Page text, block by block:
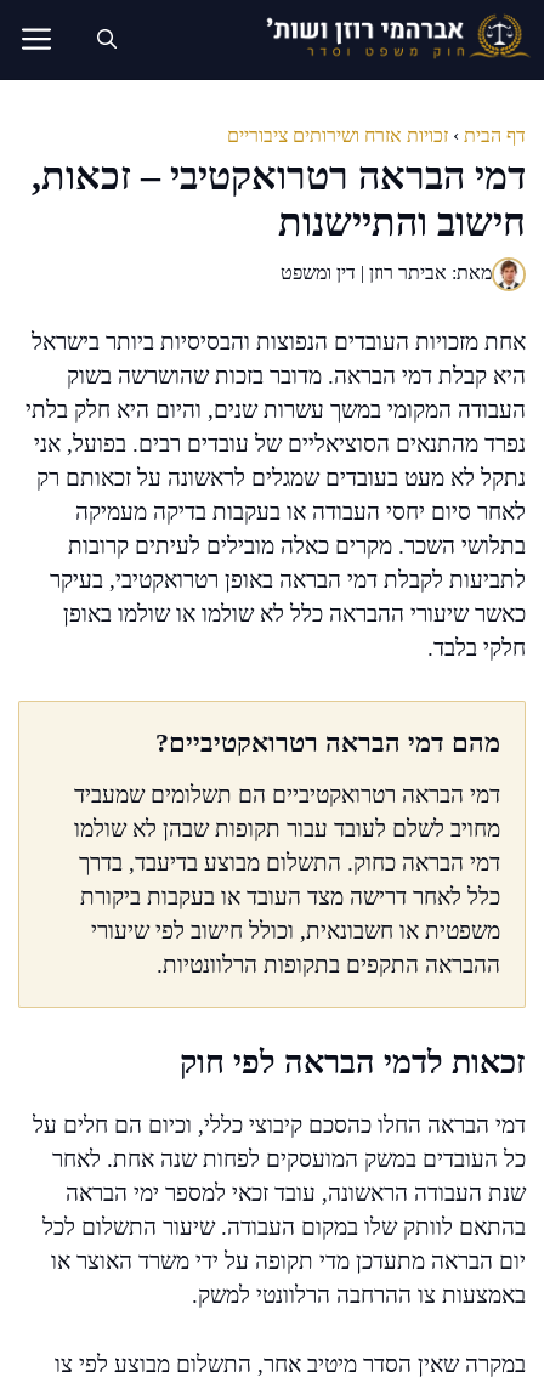
לדלג
לתוכן
דף הבית › זכויות אזרח ושירותים ציבוריים
דמי הבראה רטרואקטיבי – זכאות,
חישוב והתיישנות
מאת: אביתר רוזן | דין ומשפט
אחת מזכויות העובדים הנפוצות והבסיסיות ביותר בישראל
היא קבלת דמי הבראה. מדובר בזכות שהושרשה בשוק
העבודה המקומי במשך עשרות שנים, והיום היא חלק בלתי
נפרד מהתנאים הסוציאליים של עובדים רבים. בפועל, אני
נתקל לא מעט בעובדים שמגלים לראשונה על זכאותם רק
לאחר סיום יחסי העבודה או בעקבות בדיקה מעמיקה
בתלושי השכר. מקרים כאלה מובילים לעיתים קרובות
לתביעות לקבלת דמי הבראה באופן רטרואקטיבי, בעיקר
כאשר שיעורי ההבראה כלל לא שולמו או שולמו באופן
חלקי בלבד.
מהם דמי הבראה רטרואקטיביים?
דמי הבראה רטרואקטיביים הם תשלומים שמעביד
מחויב לשלם לעובד עבור תקופות שבהן לא שולמו
דמי הבראה כחוק. התשלום מבוצע בדיעבד, בדרך
כלל לאחר דרישה מצד העובד או בעקבות ביקורת
משפטית או חשבונאית, וכולל חישוב לפי שיעורי
ההבראה התקפים בתקופות הרלוונטיות.
זכאות לדמי הבראה לפי חוק
דמי הבראה החלו כהסכם קיבוצי כללי, וכיום הם חלים על
כל העובדים במשק המועסקים לפחות שנה אחת. לאחר
שנת העבודה הראשונה, עובד זכאי למספר ימי הבראה
בהתאם לוותק שלו במקום העבודה. שיעור התשלום לכל
יום הבראה מתעדכן מדי תקופה על ידי משרד האוצר או
באמצעות צו ההרחבה הרלוונטי למשק.
במקרה שאין הסדר מיטיב אחר, התשלום מבוצע לפי צו